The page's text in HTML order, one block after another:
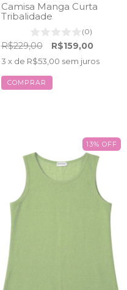
Camisa Manga Curta
Tribalidade
(0)
R$229,00 R$159,00
3 x de R$53,00 sem juros
COMPRAR
13% OFF